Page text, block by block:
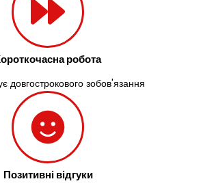
робота
довгострокового зобов'язання
Позитивні відгуки